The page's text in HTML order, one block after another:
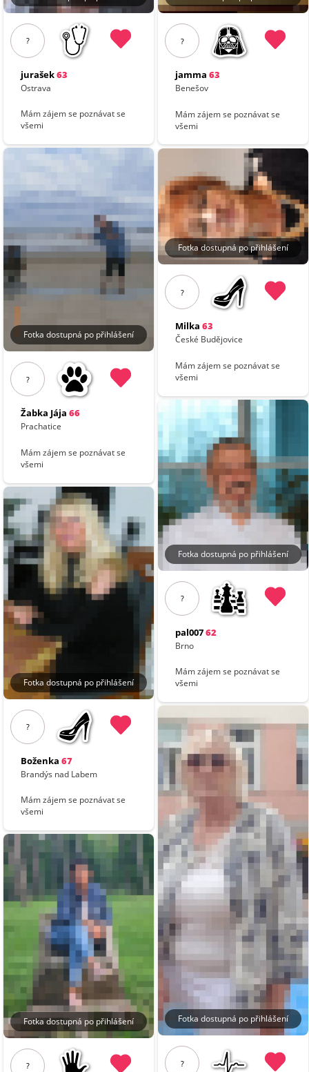
?
jurašek63
Ostrava
Mám zájem se poznávat se
všemi
Fotka dostupná po přihlášení
?
Žabka Jája 66
Prachatice
Mám zájem se poznávat se
všemi
Fotka dostupná po přihlášení
?
Boženka 67
Brandýs nad Labem
Mám zájem se poznávat se
všemi
Fotka dostupná po přihlášení
?
?
jamma 63
Benešov
Mám zájem se poznávat se
všemi
Fotka dostupná po přihlášení
?
Milka 63
České Budějovice
Mám zájem se poznávat se
všemi
Fotka dostupná po přihlášení
?
pal00762
Brno
Mám zájem se poznávat se
všemi
Fotka dostupná po přihlášení
?